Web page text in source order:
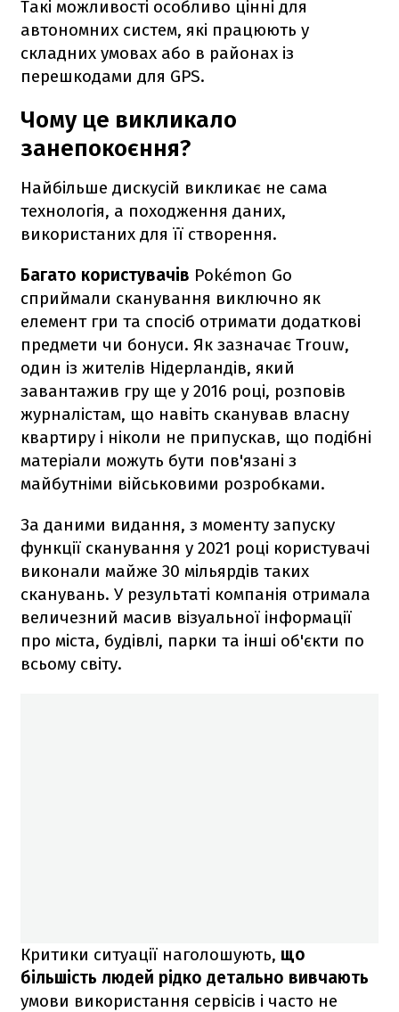
Такі можливості особливо цінні для
автономних систем, які працюють у
складних умовах або в районах із
перешкодами для GPS.
Чому це викликало
занепокоєння?
Найбільше дискусій викликає не сама
технологія, а походження даних,
використаних для її створення.
Багато користувачів Pokémon Go
сприймали сканування виключно як
елемент гри та спосіб отримати додаткові
предмети чи бонуси. Як зазначає Trouw,
один із жителів Нідерландів, який
завантажив гру ще у 2016 році, розповів
журналістам, що навіть сканував власну
квартиру і ніколи не припускав, що подібні
матеріали можуть бути пов'язані з
майбутніми військовими розробками.
За даними видання, з моменту запуску
функції сканування у 2021 році користувачі
виконали майже 30 мільярдів таких
сканувань. У результаті компанія отримала
величезний масив візуальної інформації
про міста, будівлі, парки та інші об'єкти по
всьому світу.
Критики ситуації наголошують, що
більшість людей рідко детально вивчають
умови використання сервісів і часто не